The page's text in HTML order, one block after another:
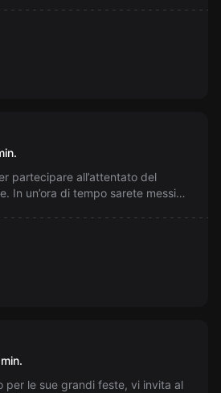
partecipare all’attentato del
In un’ora di tempo sarete messi
di Gatsby
min.
per le sue grandi feste, vi invita al